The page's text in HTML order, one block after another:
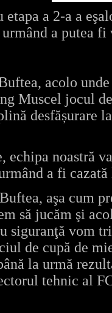
a 2-a a
a putea
acolo
Muscel jocul
desfășurare
echipa noastră
a fi
aşa cum
să jucăm şi
siguranţă vom
de cupă de
la urmă
tehnic al